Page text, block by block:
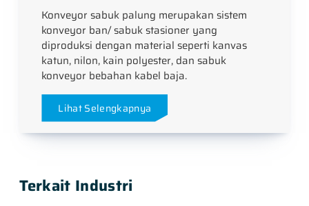
Konveyor sabuk palung merupakan sistem
konveyor ban/ sabuk stasioner yang
diproduksi dengan material seperti kanvas
katun, nilon, kain polyester, dan sabuk
konveyor bebahan kabel baja.
Lihat Selengkapnya
Terkait Industri